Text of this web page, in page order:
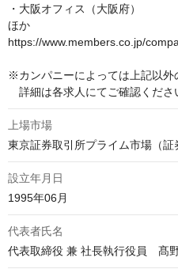
・大阪オフィス（大阪府）
ほか
https://www.members.co.jp/
※カンパニーによっては上記以外
詳細は各求人にてご確認くださ
上場市場
東京証券取引所プライム市場（証
設立年月日
1995年06月
代表者氏名
代表取締役 兼 社長執行役員　髙